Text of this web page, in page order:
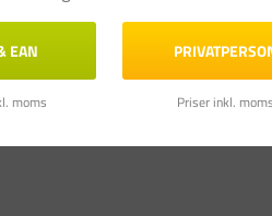
EAN
moms Priser inkl. moms